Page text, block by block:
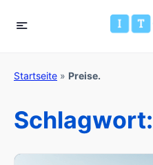
Startseite » Preise.
Schlagwort: